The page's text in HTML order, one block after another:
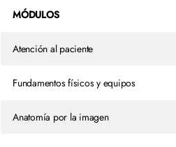
MÓDULOS
Atención al paciente
Fundamentos físicos y equipos
Anatomía por la imagen